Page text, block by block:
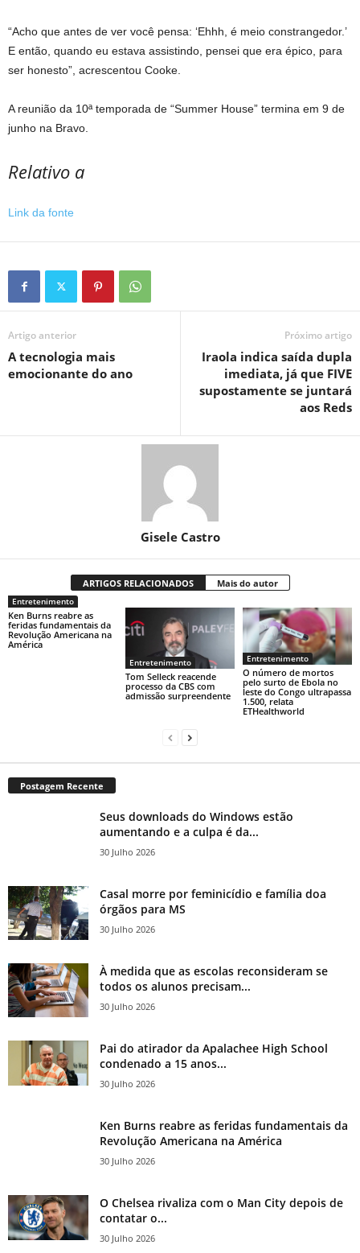
“Acho que antes de ver você pensa: ‘Ehhh, é meio constrangedor.’
E então, quando eu estava assistindo, pensei que era épico, para
ser honesto”, acrescentou Cooke.
A reunião da 10ª temporada de “Summer House” termina em 9 de
junho na Bravo.
Relativo a
Link da fonte
Artigo anterior
A tecnologia mais
emocionante do ano
Próximo artigo
Iraola indica saída dupla
imediata, já que FIVE
supostamente se juntará
aos Reds
Gisele Castro
ARTIGOS RELACIONADOS Mais do autor
Entretenimento
Ken Burns reabre as
feridas fundamentais da
Revolução Americana na
América
Entretenimento
Tom Selleck reacende
processo da CBS com
admissão surpreendente
Entretenimento
O número de mortos
pelo surto de Ebola no
leste do Congo ultrapassa
1.500, relata
ETHealthworld
Postagem Recente
Seus downloads do Windows estão
aumentando e a culpa é da...
30 Julho 2026
Casal morre por feminicídio e família doa
órgãos para MS
30 Julho 2026
À medida que as escolas reconsideram se
todos os alunos precisam...
30 Julho 2026
Pai do atirador da Apalachee High School
condenado a 15 anos...
30 Julho 2026
Ken Burns reabre as feridas fundamentais da
Revolução Americana na América
30 Julho 2026
O Chelsea rivaliza com o Man City depois de
contatar o...
30 Julho 2026